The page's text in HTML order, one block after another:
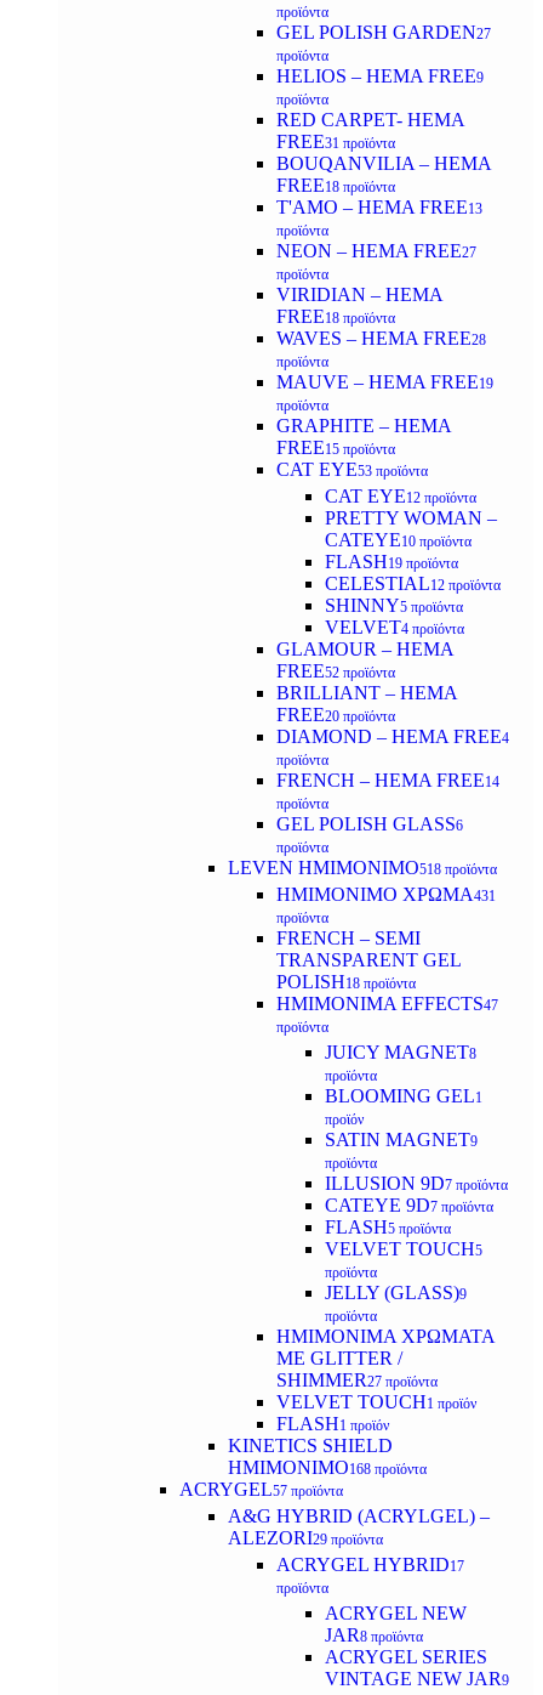
προϊόντα
GEL POLISH GARDEN27
προϊόντα
HELIOS – HEMA FREE9
προϊόντα
RED CARPET- HEMA
FREE31 προϊόντα
BOUQANVILIA – HEMA
FREE18 προϊόντα
T'AMO – HEMA FREE13
προϊόντα
NEON – HEMA FREE27
προϊόντα
VIRIDIAN – HEMA
FREE18 προϊόντα
WAVES – HEMA FREE28
προϊόντα
MAUVE – HEMA FREE19
προϊόντα
GRAPHITE – HEMA
FREE15 προϊόντα
CAT EYE53 προϊόντα
CAT EYE12 προϊόντα
PRETTY WOMAN –
CATEYE10 προϊόντα
FLASH19 προϊόντα
CELESTIAL12 προϊόντα
SHINNY5 προϊόντα
VELVET4 προϊόντα
GLAMOUR – HEMA
FREE52 προϊόντα
BRILLIANT – HEMA
FREE20 προϊόντα
DIAMOND – HEMA FREE4
προϊόντα
FRENCH – HEMA FREE14
προϊόντα
GEL POLISH GLASS6
προϊόντα
LEVEN ΗΜΙΜΟΝΙΜΟ518 προϊόντα
ΗΜΙΜΟΝΙΜΟ ΧΡΩΜΑ431
προϊόντα
FRENCH – SEMI
TRANSPARENT GEL
POLISH18 προϊόντα
HMIMONIMA EFFECTS47
προϊόντα
JUICY MAGNET8
προϊόντα
BLOOMING GEL1
προϊόν
SATIN MAGNET9
προϊόντα
ILLUSION 9D7 προϊόντα
CATEYE 9D7 προϊόντα
FLASH5 προϊόντα
VELVET TOUCH5
προϊόντα
JELLY (GLASS)9
προϊόντα
ΗΜΙΜΟΝΙΜA ΧΡΩΜΑΤΑ
ΜΕ GLITTER /
SHIMMER27 προϊόντα
VELVET TOUCH1 προϊόν
FLASH1 προϊόν
KINETICS SHIELD
ΗΜΙΜΟΝΙΜΟ168 προϊόντα
ACRYGEL57 προϊόντα
A&G HYBRID (ACRYLGEL) –
ALEZORI29 προϊόντα
ACRYGEL HYBRID17
προϊόντα
ACRYGEL NEW
JAR8 προϊόντα
ACRYGEL SERIES
VINTAGE NEW JAR9